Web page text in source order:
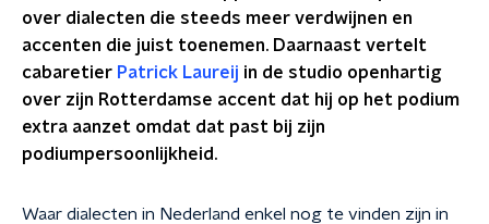
over dialecten die steeds meer verdwijnen en
accenten die juist toenemen. Daarnaast vertelt
cabaretier Patrick Laureij in de studio openhartig
over zijn Rotterdamse accent dat hij op het podium
extra aanzet omdat dat past bij zijn
podiumpersoonlijkheid.
Waar dialecten in Nederland enkel nog te vinden zijn in